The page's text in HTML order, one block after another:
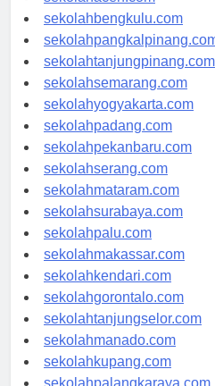
sekolahaceh.com
sekolahbengkulu.com
sekolahpangkalpinang.com
sekolahtanjungpinang.com
sekolahsemarang.com
sekolahyogyakarta.com
sekolahpadang.com
sekolahpekanbaru.com
sekolahserang.com
sekolahmataram.com
sekolahsurabaya.com
sekolahpalu.com
sekolahmakassar.com
sekolahkendari.com
sekolahgorontalo.com
sekolahtanjungselor.com
sekolahmanado.com
sekolahkupang.com